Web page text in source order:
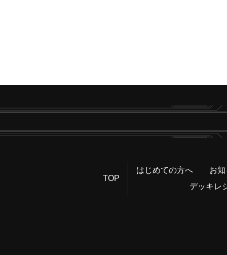
TOP
はじめての方へ
お
デッキレ